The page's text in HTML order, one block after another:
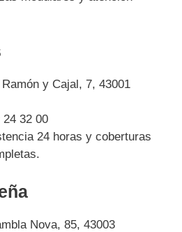
y Cajal, 7, 43001
24 32 00
24 horas y coberturas
Nova, 85, 43003